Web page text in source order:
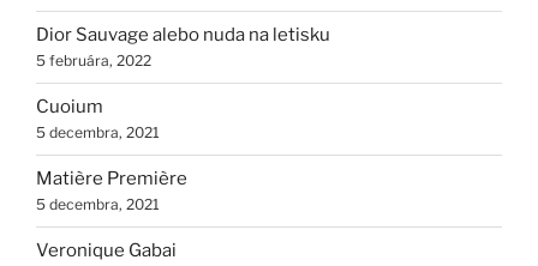
Dior Sauvage alebo nuda na letisku
5 februára, 2022
Cuoium
5 decembra, 2021
Matière Première
5 decembra, 2021
Veronique Gabai